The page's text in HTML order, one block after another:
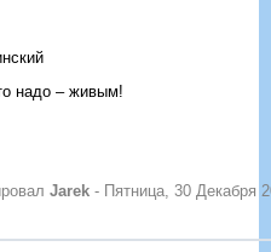
надо – живым!
Jarek - Пятница, 30 Декабря